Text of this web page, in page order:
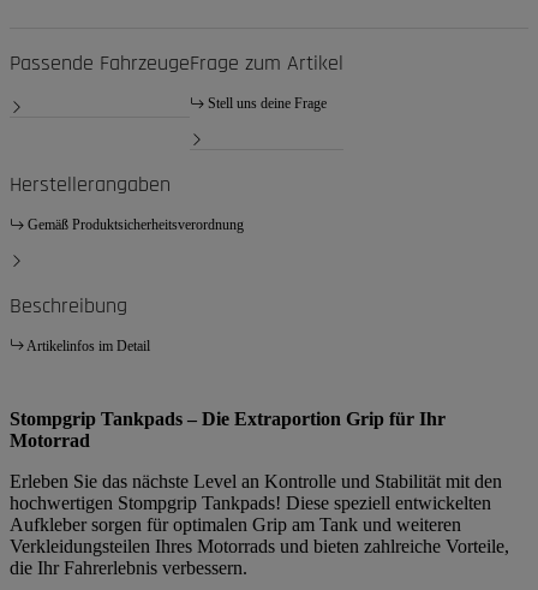
Passende FahrzeugeFrage zum Artikel
Stell uns deine Frage
Herstellerangaben
Gemäß Produktsicherheitsverordnung
Beschreibung
Artikelinfos im Detail
Stompgrip Tankpads – Die Extraportion Grip für Ihr
Motorrad
Erleben Sie das nächste Level an Kontrolle und Stabilität mit den
hochwertigen Stompgrip Tankpads! Diese speziell entwickelten
Aufkleber sorgen für optimalen Grip am Tank und weiteren
Verkleidungsteilen Ihres Motorrads und bieten zahlreiche Vorteile,
die Ihr Fahrerlebnis verbessern.